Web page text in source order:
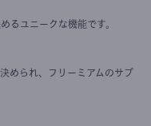
るユニークな機能です。
められ、フリーミアムのサブ